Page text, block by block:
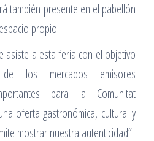
también presente en el pabellón
propio.
asiste a esta feria con el objetivo
los mercados emisores
para la Comunitat
oferta gastronómica, cultural y
mostrar nuestra autenticidad”.